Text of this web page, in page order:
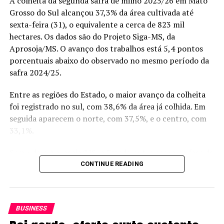
O etanol de milho também ampliou participação no
resultado mensal. Do volume total produzido em junho,
20,98% tiveram o cereal como matéria-prima. A
produção a partir do milho chegou a 796,13 milhões de
litros, aumento de 8,40% em relação a igual período do
ano passado.
Os dados de junho mostram menor moagem de cana no
Centro-Sul na safra 2026/27, com recuo na produção de
açúcar e avanço da produção de etanol, em um mês
marcado por maior destinação da cana ao
Estadão Conteúdo
O postMoagem de cana no Centro-Sul cai 14,5% em
junho, diz Unica
Grosso do Sul alcançou 37,3% da área cultivada até
sexta-feira (31), o equivalente a cerca de 823 mil
hectares. Os dados são do Projeto Siga-MS, da
Aprosoja/MS. O avanço dos trabalhos está 5,4 pontos
porcentuais abaixo do observado no mesmo período da
safra 2024/25.
Entre as regiões do Estado, o maior avanço da colheita
foi registrado no sul, com 38,6% da área já colhida. Em
seguida aparecem o norte, com 37,5%, e o centro, com
33,1%.
maior concentração da colheita. A entidade ressalta,
rajadas de vento nas regiões sudoeste, sul, sudeste e
leste pode reduzir a janela para a entrada das máquinas
nos próximos dias.
CONTINUE READING
BUSINESS